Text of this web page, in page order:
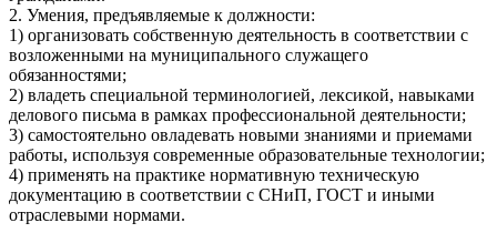
2. Умения, предъявляемые к должности:
1) организовать собственную деятельность в соответствии с
возложенными на муниципального служащего
обязанностями;
2) владеть специальной терминологией, лексикой, навыками
делового письма в рамках профессиональной деятельности;
3) самостоятельно овладевать новыми знаниями и приемами
работы, используя современные образовательные технологии;
4) применять на практике нормативную техническую
документацию в соответствии с СНиП, ГОСТ и иными
отраслевыми нормами.